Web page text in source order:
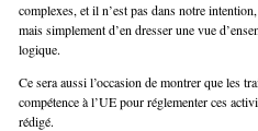
complexes, et il n’est pas dans notre
mais simplement d’en dresser une vue
logique.
Ce sera aussi l’occasion de montrer que les
compétence à l’UE pour réglementer ces
rédigé.